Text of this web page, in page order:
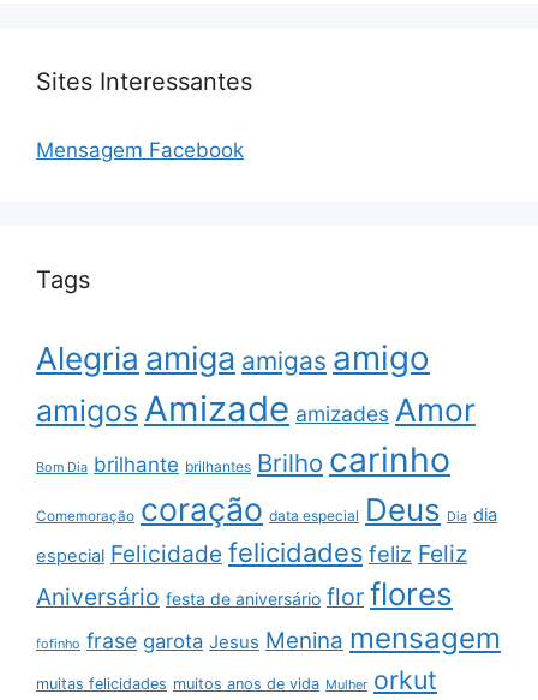
Sites Interessantes
Mensagem Facebook
Tags
Alegria amiga amigas amigo
amigos Amizade amizades Amor
Bom Dia brilhante brilhantes Brilho carinho
Comemoração coração data especial Deus Dia dia
especial Felicidade felicidades feliz Feliz
Aniversário festa de aniversário flor flores
fofinho frase garota Jesus Menina mensagem
muitas felicidades muitos anos de vida Mulher orkut